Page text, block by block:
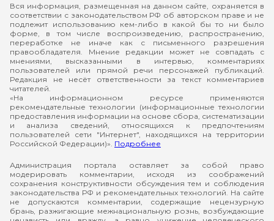
Вся информация, размещенная на данном сайте, охраняется в
соответствии с законодательством РФ об авторском праве и не
подлежит использованию кем-либо в какой бы то ни было
форме, в том числе воспроизведению, распространению,
переработке не иначе как с письменного разрешения
правообладателя. Мнение редакции может не совпадать с
мнениями, высказанными в интервью, комментариях
пользователей или прямой речи персонажей публикаций.
Редакция не несёт ответственности за текст комментариев
читателей.
«На информационном ресурсе применяются
рекомендательные технологии (информационные технологии
предоставления информации на основе сбора, систематизации
и анализа сведений, относящихся к предпочтениям
пользователей сети "Интернет", находящихся на территории
Российской Федерации)». Подробнее
Администрация портала оставляет за собой право
модерировать комментарии, исходя из соображений
сохранения конструктивности обсуждения тем и соблюдения
законодательства РФ и рекомендательных технологий. На сайте
не допускаются комментарии, содержащие нецензурную
брань, разжигающие межнациональную рознь, возбуждающие